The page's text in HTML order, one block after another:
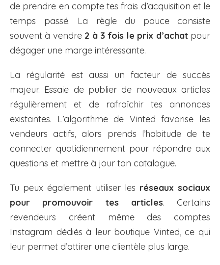
de prendre en compte tes frais d’acquisition et le
temps passé. La règle du pouce consiste
souvent à vendre 2 à 3 fois le prix d’achatpour
dégager une marge intéressante.
La régularité est aussi un facteur de succès
majeur. Essaie de publier de nouveaux articles
régulièrement et de rafraîchir tes annonces
existantes. L’algorithme de Vinted favorise les
vendeurs actifs, alors prends l’habitude de te
connecter quotidiennement pour répondre aux
questions et mettre à jour ton catalogue.
Tu peux également utiliser les réseaux sociaux
pour promouvoir tes articles. Certains
revendeurs créent même des comptes
Instagram dédiés à leur boutique Vinted, ce qui
leur permet d’attirer une clientèle plus large.